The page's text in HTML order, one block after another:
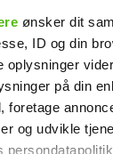
ønsker dit
ID og din
oplysninger
på din
foretage
og udvikle